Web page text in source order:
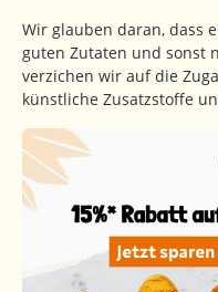
Wir glauben daran, dass
guten Zutaten und sonst
verzichen wir auf die
künstliche Zusatzstoffe